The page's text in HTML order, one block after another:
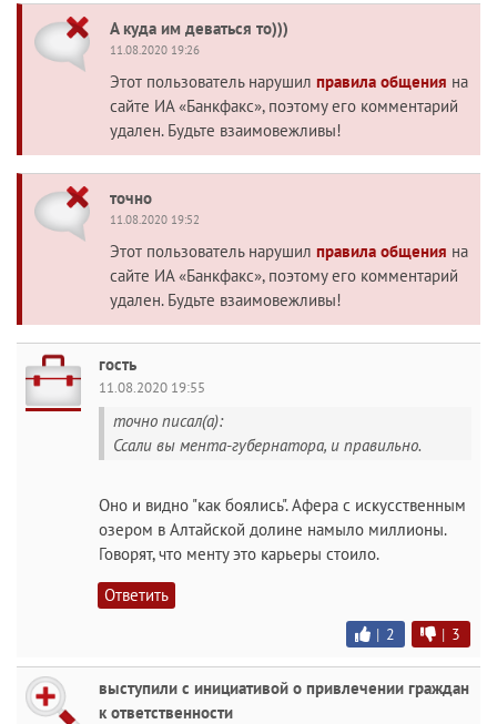
А куда им деваться то)))
11.08.2020 19:26
Этот пользователь нарушил правила общения на
сайте ИА «Банкфакс», поэтому его комментарий
удален. Будьте взаимовежливы!
точно
11.08.2020 19:52
Этот пользователь нарушил правила общения на
сайте ИА «Банкфакс», поэтому его комментарий
удален. Будьте взаимовежливы!
гость
11.08.2020 19:55
точно писал(а):
Ссали вы мента-губернатора, и правильно.
Оно и видно "как боялись". Афера с искусственным
озером в Алтайской долине намыло миллионы.
Говорят, что менту это карьеры стоило.
Ответить
| 2 | 3
выступили с инициативой о привлечении граждан
к ответственности